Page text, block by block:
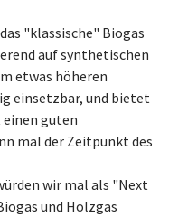
"klassische" Biogas
auf synthetischen
etwas höheren
einsetzbar, und bietet
einen guten
mal der Zeitpunkt des
wir mal als "Next
und Holzgas